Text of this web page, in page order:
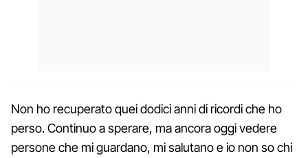
Non ho recuperato quei dodici anni di ricordi che ho
perso. Continuo a sperare, ma ancora oggi vedere
persone che mi guardano, mi salutano e io non so chi